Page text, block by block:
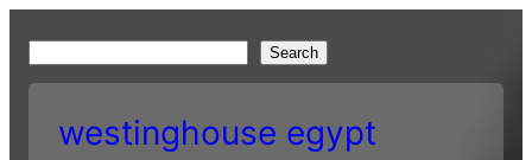
content
e
Search
westinghouse egypt